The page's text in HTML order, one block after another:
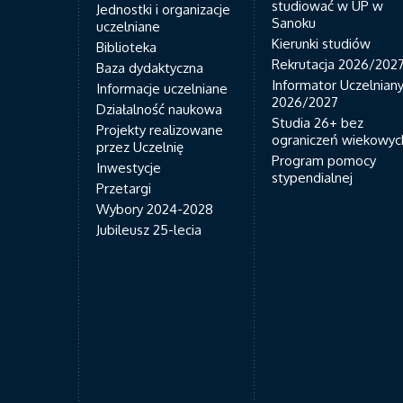
Jednostki i organizacje
uczelniane
Biblioteka
Baza dydaktyczna
Informacje uczelniane
Działalność naukowa
Projekty realizowane
przez Uczelnię
Inwestycje
Przetargi
Wybory 2024-2028
Jubileusz 25-lecia
studiować w UP w
Sanoku
Kierunki studiów
Rekrutacja 2026/2027
Informator Uczelniany
2026/2027
Studia 26+ bez
ograniczeń
Program pomocy
stypendialnej